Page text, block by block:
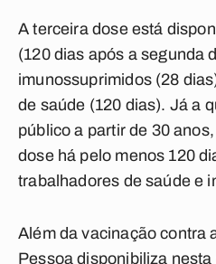
A terceira dose está
(120 dias após a segunda
imunossuprimidos (28
de saúde (120 dias). Já a
público a partir de 30
dose há pelo menos 120
trabalhadores de saúde e
Além da vacinação contra
Pessoa disponibiliza